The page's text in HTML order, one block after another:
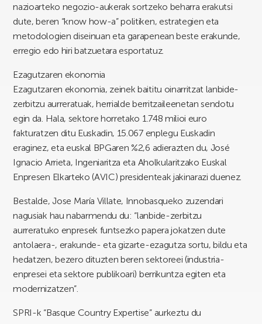
nazioarteko negozio-aukerak sortzeko beharra erakutsi
dute, beren “know how-a” politiken, estrategien eta
metodologien diseinuan eta garapenean beste erakunde,
erregio edo hiri batzuetara esportatuz.
Ezagutzaren ekonomia
Ezagutzaren ekonomia, zeinek baititu oinarritzat lanbide-
zerbitzu aurreratuak, herrialde berritzaileenetan sendotu
egin da. Hala, sektore horretako 1.748 milioi euro
fakturatzen ditu Euskadin, 15.067 enplegu Euskadin
eraginez, eta euskal BPGaren %2,6 adierazten du, José
Ignacio Arrieta, Ingeniaritza eta Aholkularitzako Euskal
Enpresen Elkarteko (AVIC) presidenteak jakinarazi duenez.
Bestalde, Jose María Villate, Innobasqueko zuzendari
nagusiak hau nabarmendu du: “lanbide-zerbitzu
aurreratuko enpresek funtsezko papera jokatzen dute
antolaera-, erakunde- eta gizarte-ezagutza sortu, bildu eta
hedatzen, bezero dituzten beren sektoreei (industria-
enpresei eta sektore publikoari) berrikuntza egiten eta
modernizatzen”.
SPRI-k “Basque Country Expertise” aurkeztu du